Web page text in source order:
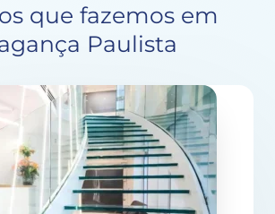
que fazemos em
Paulista